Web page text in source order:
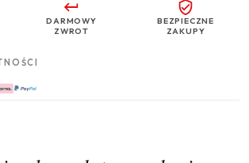
DARMOWY
ZWROT
BEZPIECZNE
ZAKUPY